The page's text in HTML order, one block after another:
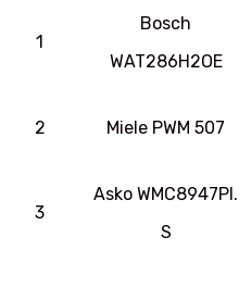
1
Bosch
WAT286H2OE
2 Miele PWM 507
3
Asko WMC8947PI.
S